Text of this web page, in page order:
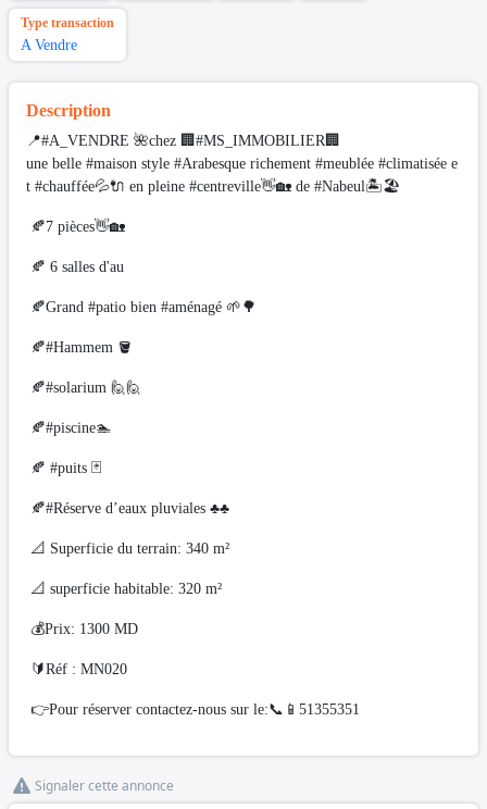
Type transaction
A Vendre
Description
📍#A_VENDRE 🌺chez 🏢#MS_IMMOBILIER🏢
une belle #maison style #Arabesque richement #meublée #climatisée e
t #chauffée💦🔌 en pleine #centreville👋🏡 de #Nabeul🏝🏖
🍂7 pièces👋🏡
🍂 6 salles d'au
🍂Grand #patio bien #aménagé 🌱🌳
🍂#Hammem 🪣
🍂#solarium 🙋🙋
🍂#piscine🏊
🍂 #puits 🃏
🍂#Réserve d’eaux pluviales ♣️♣️
📐 Superficie du terrain: 340 m²
📐 superficie habitable: 320 m²
💰Prix: 1300 MD
🔰Réf : MN020
👉Pour réserver contactez-nous sur le:📞📱51355351
Signaler cette annonce